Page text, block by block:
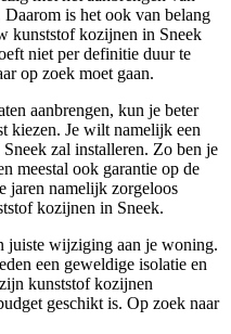
is het ook van belang
kunststof kozijnen in Sneek
niet per definitie duur te
op zoek moet gaan.
aanbrengen, kun je beter
kiezen. Je wilt namelijk een
zal installeren. Zo ben je
meestal ook garantie op de
jaren namelijk zorgeloos
kozijnen in Sneek.
juiste wijziging aan je woning.
een geweldige isolatie en
kunststof kozijnen
geschikt is. Op zoek naar